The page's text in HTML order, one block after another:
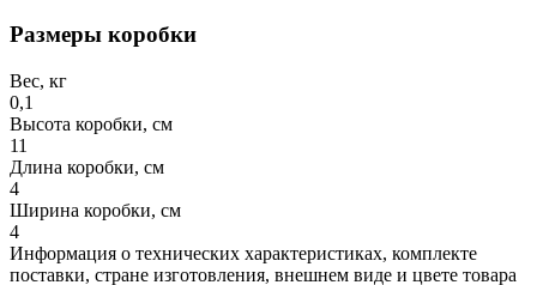
Размеры коробки
Вес, кг
0,1
Высота коробки, см
11
Длина коробки, см
4
Ширина коробки, см
4
Информация о технических характеристиках, комплекте
поставки, стране изготовления, внешнем виде и цвете товара